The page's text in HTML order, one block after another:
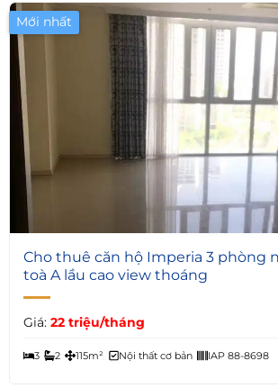
Mới nhất
7
Cho thuê căn hộ Imperia 3 phòng
toà A lầu cao view thoáng
Giá: 22 triệu/tháng
3 2 115m² Nội thất cơ bản IAP 88-8698